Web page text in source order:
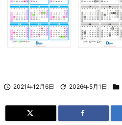
 2021年12月6日  2026年5月1日 